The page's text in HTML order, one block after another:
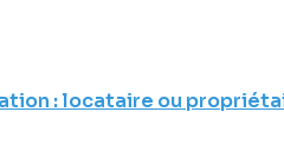
: locataire ou